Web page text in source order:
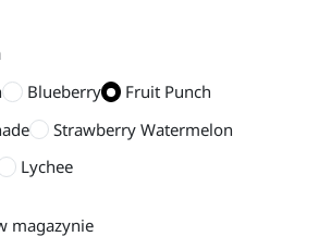
Blueberry
Fruit Punch
Strawberry Watermelon
Lychee
magazynie